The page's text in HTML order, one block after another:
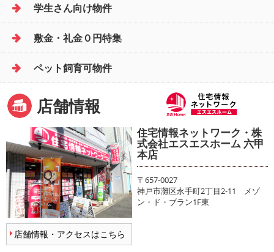
学生さん向け物件
敷金・礼金０円特集
ペット飼育可物件
店舗情報
店舗情報・アクセスはこちら
住宅情報ネットワーク・株
式会社エスエスホーム 六甲
本店
〒657-0027
神戸市灘区永手町2丁目2-11 メゾ
ン・ド・ブラン1F東